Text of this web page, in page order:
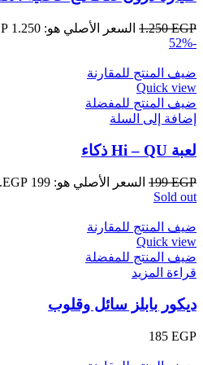
1.250EGP السعر الأصلي هو: 1.250 EGP.
-52%
ضيف المنتج للمقارنة
Quick view
ضيف المنتج للمفضلة
إضافة إلى السلة
لعبة Hi – QU ذكاء
199EGP السعر الأصلي هو: 199 EGP.
Sold out
ضيف المنتج للمقارنة
Quick view
ضيف المنتج للمفضلة
قراءة المزيد
ديكور بابلز سائل وقلوب
185 EGP